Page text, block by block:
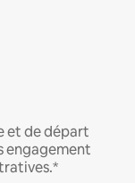
et de départ
engagement